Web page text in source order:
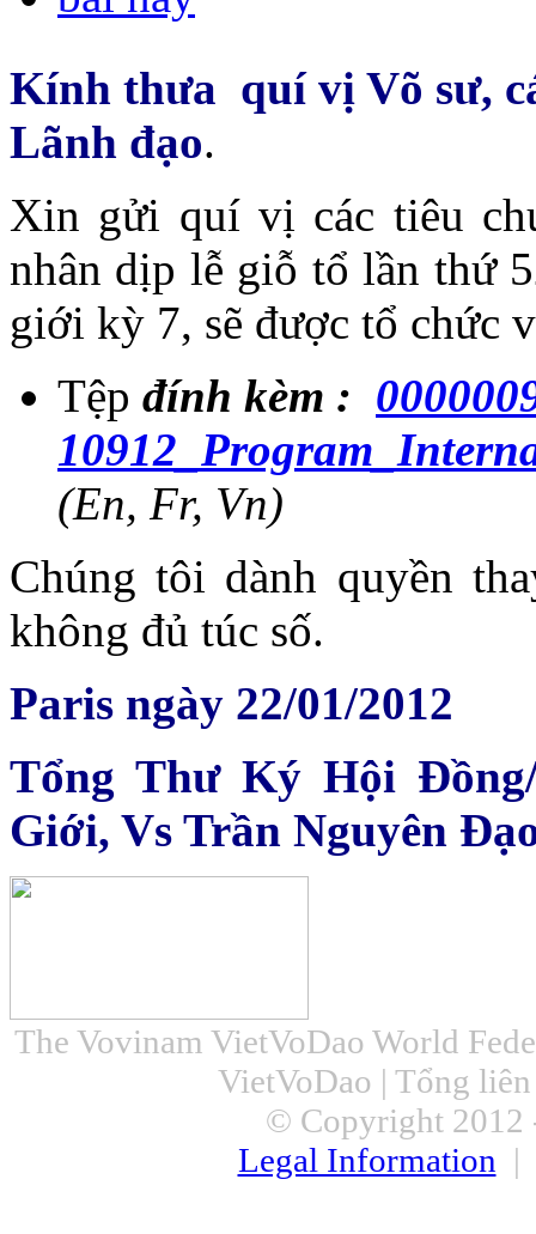
Kính thưa quí vị Võ sư,
Lãnh đạo.
Xin gửi quí vị các tiêu
nhân dịp lễ giỗ tổ lần thứ
giới kỳ 7, sẽ được tổ chức
Tệp đính kèm :
(En, Fr, Vn)
Chúng tôi dành quyền
không đủ túc số.
Paris ngày 22/01/2012
Tổng Thư Ký Hội
Giới, Vs Trần Nguyên
The Vovinam VietVoDao World
VietVoDao | Tổng
© Copyright 2012
Legal Information